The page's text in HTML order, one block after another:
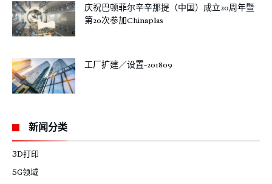
庆祝巴顿菲尔辛辛那提（中国）成立20周年暨
第20次参加Chinaplas
工厂扩建／设置-201809
新闻分类
3D打印
5G领域